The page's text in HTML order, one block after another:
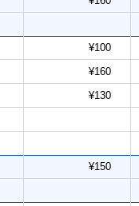
¥100
¥160
¥130
¥150